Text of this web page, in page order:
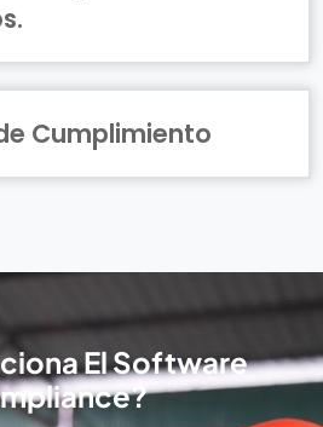
Cumplimiento
El Software